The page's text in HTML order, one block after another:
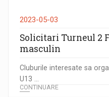
2023-05-03
Solicitari Turneul 2
masculin
Cluburile interesate sa
U13 ...
CONTINUARE